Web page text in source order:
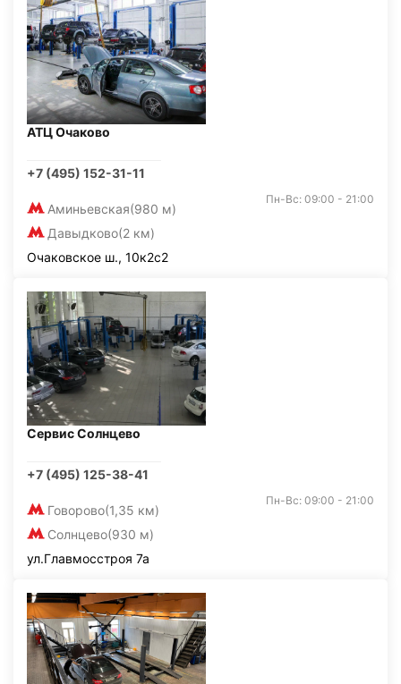
АТЦ Очаково
+7 (495) 152-31-11
Аминьевская(980 м)
Давыдково(2 км)
Пн-Вс: 09:00 - 21:00
Очаковское ш., 10к2с2
Сервис Солнцево
+7 (495) 125-38-41
Говорово(1,35 км)
Солнцево(930 м)
Пн-Вс: 09:00 - 21:00
ул.Главмосстроя 7а